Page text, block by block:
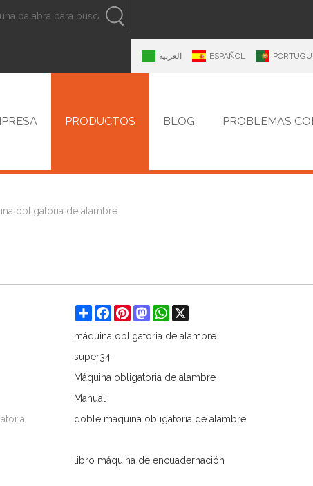
ESPAÑOL
العربية ESPAÑOL
PRODUCTOS BLOG PROBLEMAS
obligatoria de alambre
ShareFacebook
PinterestMastodonWhatsApp
máquina obligatoria de alambre
super34
Máquina obligatoria de alambre
Manual
doble máquina obligatoria de alambre
libro máquina de encuadernación